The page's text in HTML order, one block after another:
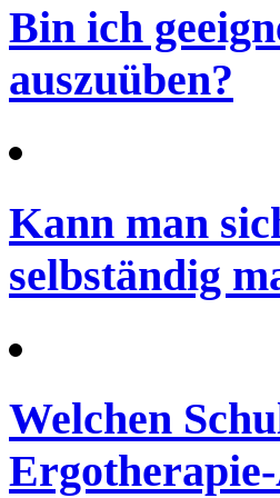
Bin ich
auszuüben?
Kann man
selbständig
Welchen